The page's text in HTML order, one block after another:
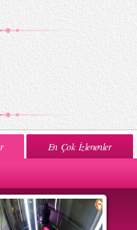
En Çok İzlenenler